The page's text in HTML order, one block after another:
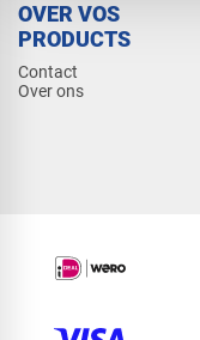
OVER VOS
PRODUCTS
Contact
Over ons